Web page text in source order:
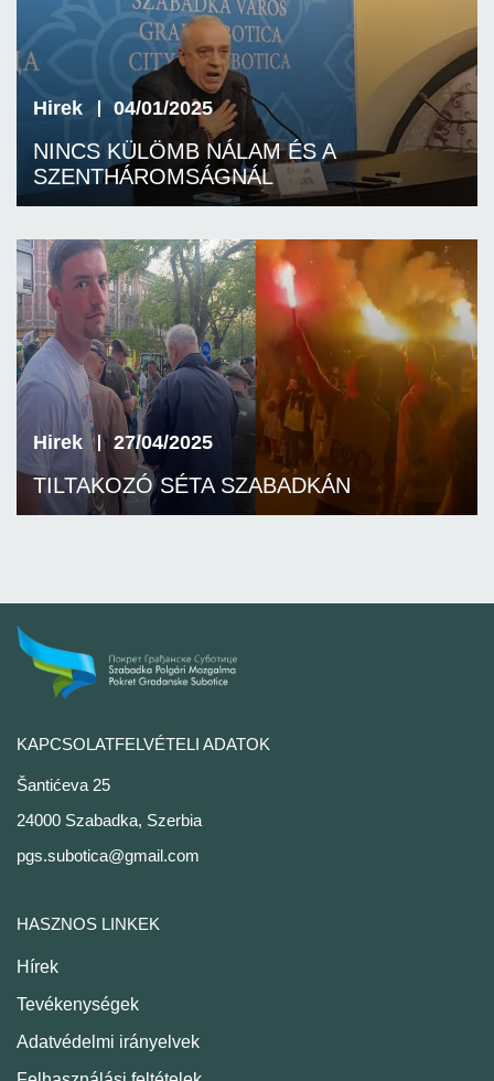
Hirek 04/01/2025
NINCS KÜLÖMB NÁLAM ÉS A
SZENTHÁROMSÁGNÁL
Hirek 27/04/2025
TILTAKOZÓ SÉTA SZABADKÁN
KAPCSOLATFELVÉTELI ADATOK
Šantićeva 25
24000 Szabadka, Szerbia
pgs.subotica@gmail.com
HASZNOS LINKEK
Hírek
Tevékenységek
Adatvédelmi irányelvek